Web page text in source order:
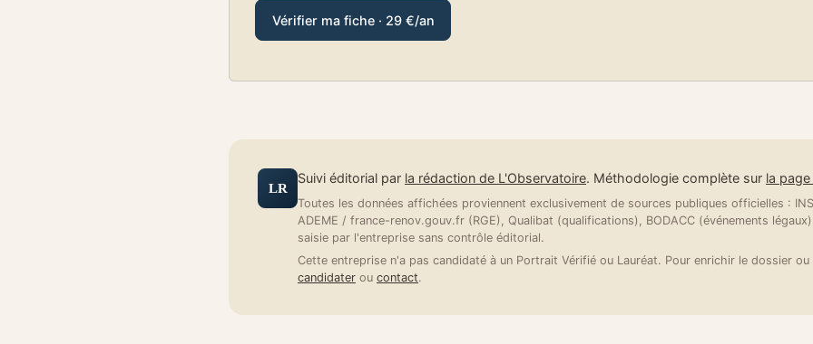
Vérifier ma fiche · 29 €/an
LR
Suivi éditorial par la rédaction de L'Observatoire. Méthodologie complète sur la
Toutes les données affichées proviennent exclusivement de sources publiques officielles :
ADEME / france-renov.gouv.fr (RGE), Qualibat (qualifications), BODACC (événements
saisie par l'entreprise sans contrôle éditorial.
Cette entreprise n'a pas candidaté à un Portrait Vérifié ou Lauréat. Pour enrichir le dossier
candidater ou contact.